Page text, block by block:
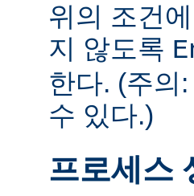
위의 조건
지 않도록
한다. (주의
수 있다.)
프로세스